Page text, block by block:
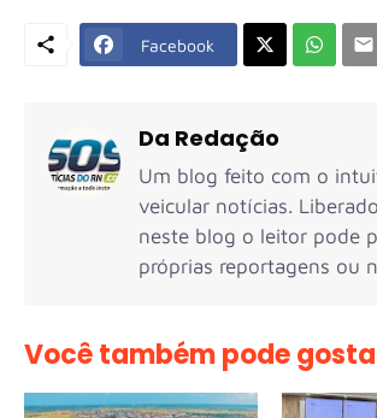
Facebook
Da Redação
Um blog feito com o
veicular notícias.
neste blog o leitor pode
próprias reportagens ou
Você também pode